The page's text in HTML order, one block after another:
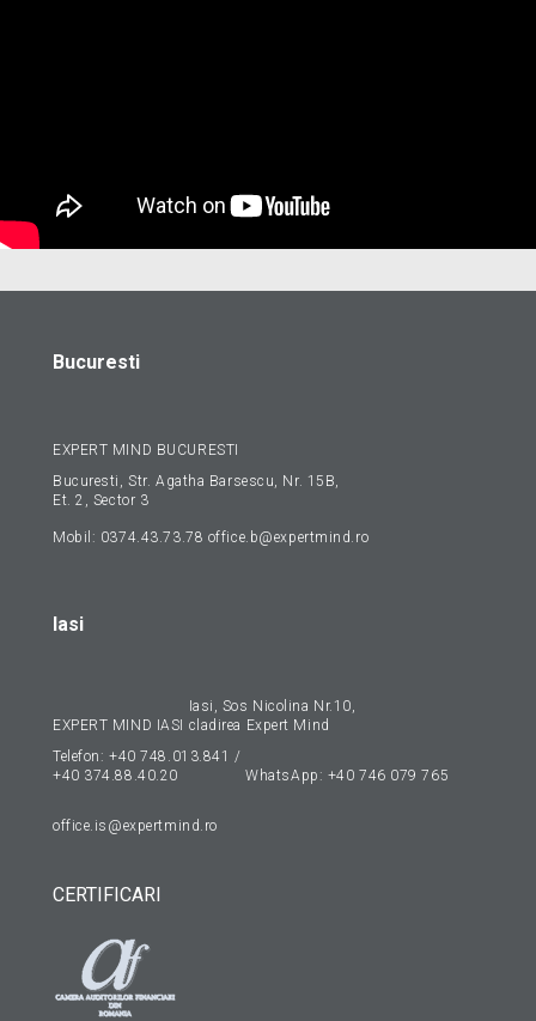
Bucuresti
EXPERT MIND BUCURESTI
Bucuresti, Str. Agatha Barsescu, Nr. 15B,
Et. 2, Sector 3
Mobil: 0374.43.73.78 office.b@expertmind.ro
Iasi
EXPERT MIND IASI
Iasi, Sos Nicolina Nr.10,
cladirea Expert Mind
Telefon:+40 748.013.841 /
+40 374.88.40.20
WhatsApp: +40 746 079 765
office.is@expertmind.ro
CERTIFICARI